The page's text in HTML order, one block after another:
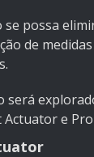
se possa
de
será
e